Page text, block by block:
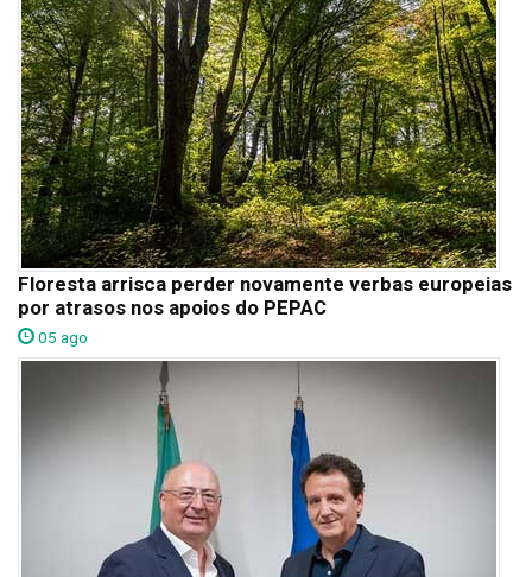
Floresta arrisca perder novamente verbas europeias
por atrasos nos apoios do PEPAC
05 ago